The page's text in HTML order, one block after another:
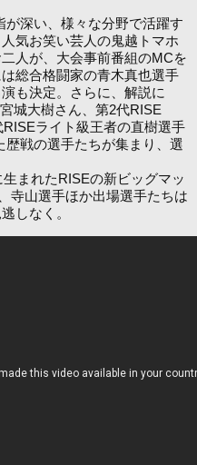
深い、様々な分野で活躍す
気お笑い芸人の鬼越トマホ
人が、大会事前番組のMCを
総合格闘家の青木真也選手
も決定。さらに、解説に
城大樹さん、第2代RISE
ライト級王者の直樹選手
戦の選手たちが集まり、選
まれたRISEの新ビッグマッ
寺山選手ほか出場選手たちは
しなく。